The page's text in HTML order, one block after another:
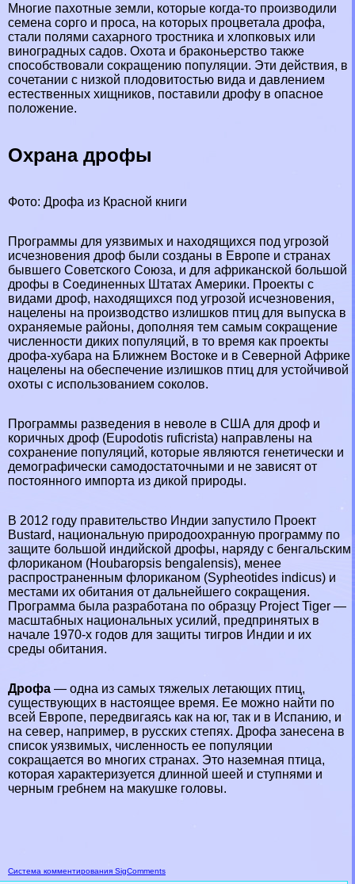
Многие пахотные земли, которые когда-то производили
семена сорго и проса, на которых процветала дрофа,
стали полями сахарного тростника и хлопковых или
виноградных садов. Охота и бpaконьерство также
способствовали сокращению популяции. Эти действия, в
сочетании с низкой плодовитостью вида и давлением
естественных хищников, поставили дрофу в опасное
положение.
Охрана дрофы
Фото: Дрофа из Красной книги
Программы для уязвимых и находящихся под угрозой
исчезновения дроф были созданы в Европе и странах
бывшего Советского Союза, и для африканской большой
дрофы в Соединенных Штатах Америки. Проекты с
видами дроф, находящихся под угрозой исчезновения,
нацелены на производство излишков птиц для выпуска в
охраняемые районы, дополняя тем самым сокращение
численности диких популяций, в то время как проекты
дрофа-хубара на Ближнем Востоке и в Северной Африке
нацелены на обеспечение излишков птиц для устойчивой
охоты с использованием соколов.
Программы разведения в неволе в США для дроф и
коричных дроф (Eupodotis ruficrista) направлены на
сохранение популяций, которые являются генетически и
демографически самодостаточными и не зависят от
постоянного импорта из дикой природы.
В 2012 году правительство Индии запустило Проект
Bustard, национальную природоохранную программу по
защите большой индийской дрофы, наряду с бенгальским
флориканом (Houbaropsis bengalensis), менее
распространенным флориканом (Sypheotides indicus) и
местами их обитания от дальнейшего сокращения.
Программа была разработана по образцу Project Tiger —
масштабных национальных усилий, предпринятых в
начале 1970-х годов для защиты тигров Индии и их
среды обитания.
Дрофа — одна из самых тяжелых летающих птиц,
существующих в настоящее время. Ее можно найти по
всей Европе, передвигаясь как на юг, так и в Испанию, и
на север, например, в русских степях. Дрофа занесена в
список уязвимых, численность ее популяции
сокращается во многих странах. Это наземная птица,
которая хаpaктеризуется длинной шеей и ступнями и
черным гребнем на макушке головы.
Система комментирования SigComments